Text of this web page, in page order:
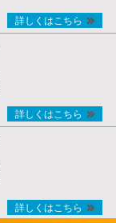
詳しくはこちら
詳しくはこちら
詳しくはこちら